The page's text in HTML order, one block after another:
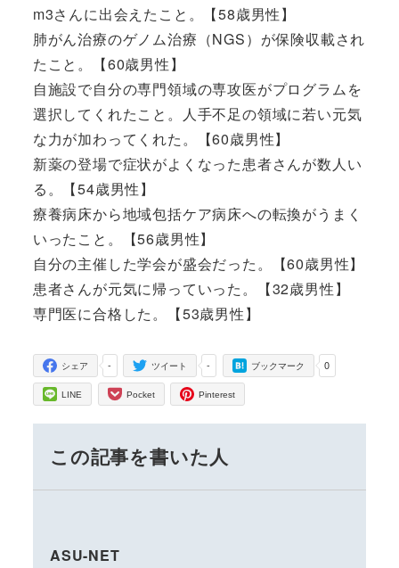
m3さんに出会えたこと。【58歳男性】
肺がん治療のゲノム治療（NGS）が保険収載され
たこと。【60歳男性】
自施設で自分の専門領域の専攻医がプログラムを
選択してくれたこと。人手不足の領域に若い元気
な力が加わってくれた。【60歳男性】
新薬の登場で症状がよくなった患者さんが数人い
る。【54歳男性】
療養病床から地域包括ケア病床への転換がうまく
いったこと。【56歳男性】
自分の主催した学会が盛会だった。【60歳男性】
患者さんが元気に帰っていった。【32歳男性】
専門医に合格した。【53歳男性】
-
シェア -
ツイート 0
ブックマーク
LINE Pocket Pinterest
この記事を書いた人
ASU-NET